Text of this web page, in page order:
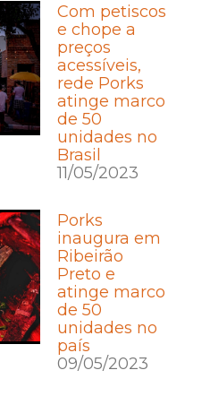
Com petiscos
e chope a
preços
acessíveis,
rede Porks
atinge marco
de 50
unidades no
Brasil
11/05/2023
Porks
inaugura em
Ribeirão
Preto e
atinge marco
de 50
unidades no
país
09/05/2023